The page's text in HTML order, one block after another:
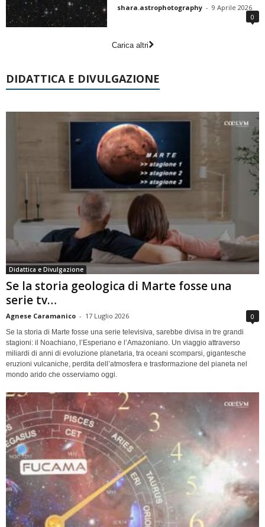
shara.astrophotography - 9 Aprile 2026
0
Carica altri
DIDATTICA E DIVULGAZIONE
Didattica e Divulgazione
Se la storia geologica di Marte fosse una
serie tv…
Agnese Caramanico - 17 Luglio 2026 0
Se la storia di Marte fosse una serie televisiva, sarebbe divisa in tre grandi
stagioni: il Noachiano, l’Esperiano e l’Amazoniano. Un viaggio attraverso
miliardi di anni di evoluzione planetaria, tra oceani scomparsi, gigantesche
eruzioni vulcaniche, perdita dell’atmosfera e trasformazione del pianeta nel
mondo arido che osserviamo oggi.